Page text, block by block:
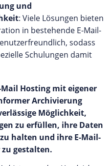
und
: Viele Lösungen bieten
in bestehende E-Mail-
sodass
Schulungen damit
Hosting mit eigener
Archivierung
Möglichkeit,
zu erfüllen, ihre Daten
halten und ihre E-Mail-
gestalten.